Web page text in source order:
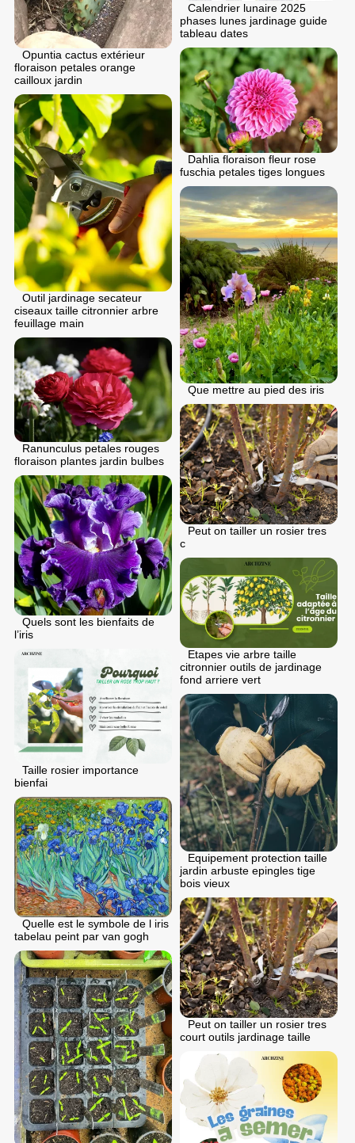
Opuntia cactus extérieur
floraison petales orange
cailloux jardin
Calendrier lunaire 2025
phases lunes jardinage guide
tableau dates
Dahlia floraison fleur rose
fuschia petales tiges longues
Outil jardinage secateur
ciseaux taille citronnier arbre
feuillage main
Que mettre au pied des iris
Ranunculus petales rouges
floraison plantes jardin bulbes
Peut on tailler un rosier tres
c
Quels sont les bienfaits de
l’iris
Etapes vie arbre taille
citronnier outils de jardinage
fond arriere vert
Taille rosier importance
bienfai
Equipement protection taille
jardin arbuste epingles tige
bois vieux
Quelle est le symbole de l iris
tabelau peint par van gogh
Peut on tailler un rosier tres
court outils jardinage taille